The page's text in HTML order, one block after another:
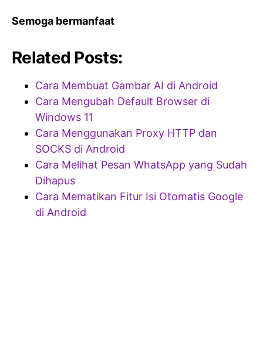
Semoga bermanfaat
Related Posts:
Cara Membuat Gambar AI di Android
Cara Mengubah Default Browser di
Windows 11
Cara Menggunakan Proxy HTTP dan
SOCKS di Android
Cara Melihat Pesan WhatsApp yang Sudah
Dihapus
Cara Mematikan Fitur Isi Otomatis Google
di Android